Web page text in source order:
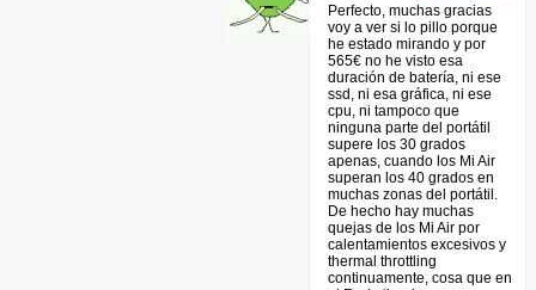
Perfecto, muchas gracias
voy a ver si lo pillo porque
he estado mirando y por
565€ no he visto esa
duración de batería, ni ese
ssd, ni esa gráfica, ni ese
cpu, ni tampoco que
ninguna parte del portátil
supere los 30 grados
apenas, cuando los Mi Air
superan los 40 grados en
muchas zonas del portátil.
De hecho hay muchas
quejas de los Mi Air por
calentamientos excesivos y
thermal throttling
continuamente, cosa que en